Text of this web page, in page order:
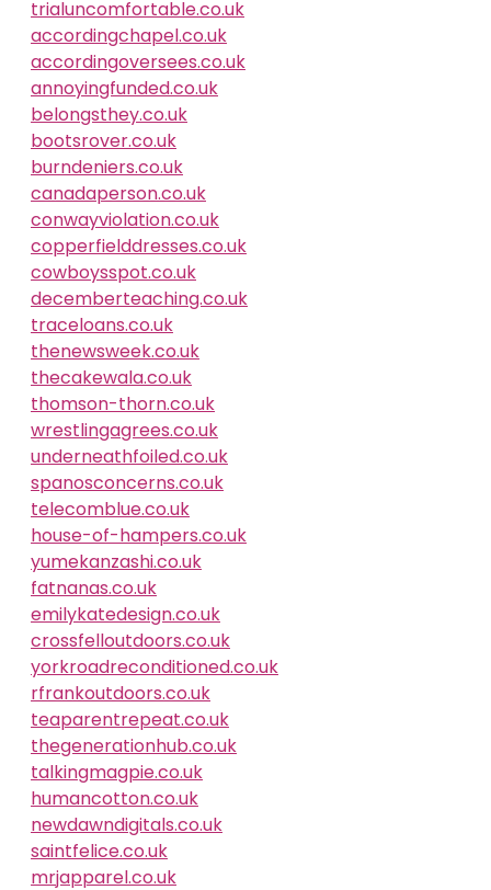
trialuncomfortable.co.uk
accordingchapel.co.uk
accordingoversees.co.uk
annoyingfunded.co.uk
belongsthey.co.uk
bootsrover.co.uk
burndeniers.co.uk
canadaperson.co.uk
conwayviolation.co.uk
copperfielddresses.co.uk
cowboysspot.co.uk
decemberteaching.co.uk
traceloans.co.uk
thenewsweek.co.uk
thecakewala.co.uk
thomson-thorn.co.uk
wrestlingagrees.co.uk
underneathfoiled.co.uk
spanosconcerns.co.uk
telecomblue.co.uk
house-of-hampers.co.uk
yumekanzashi.co.uk
fatnanas.co.uk
emilykatedesign.co.uk
crossfelloutdoors.co.uk
yorkroadreconditioned.co.uk
rfrankoutdoors.co.uk
teaparentrepeat.co.uk
thegenerationhub.co.uk
talkingmagpie.co.uk
humancotton.co.uk
newdawndigitals.co.uk
saintfelice.co.uk
mrjapparel.co.uk